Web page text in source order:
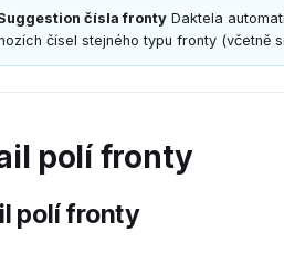
čísla fronty Daktela
čísel stejného typu fronty (včetně
polí fronty
polí fronty